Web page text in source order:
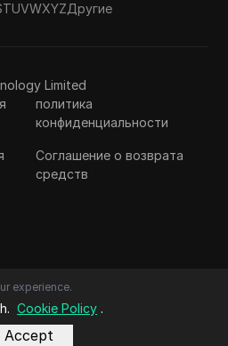
TUVWXYZДругие
Limited
политика
конфиденциальности
Соглашение о возврата
средств
experience.
Cookie Policy .
Accept